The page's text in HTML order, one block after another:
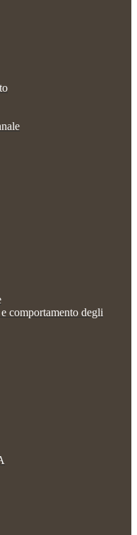
comportamento degli